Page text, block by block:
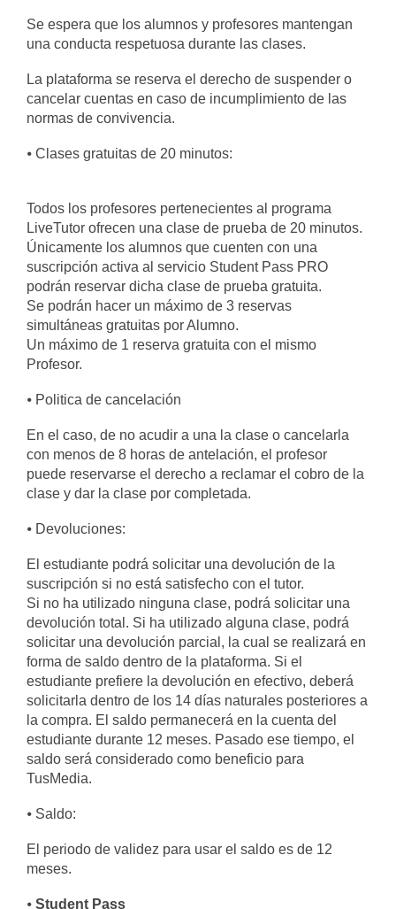
Se espera que los alumnos y profesores mantengan
una conducta respetuosa durante las clases.
La plataforma se reserva el derecho de suspender o
cancelar cuentas en caso de incumplimiento de las
normas de convivencia.
⦁ Clases gratuitas de 20 minutos:
Todos los profesores pertenecientes al programa
LiveTutor ofrecen una clase de prueba de 20 minutos.
Únicamente los alumnos que cuenten con una
suscripción activa al servicio Student Pass PRO
podrán reservar dicha clase de prueba gratuita.
Se podrán hacer un máximo de 3 reservas
simultáneas gratuitas por Alumno.
Un máximo de 1 reserva gratuita con el mismo
Profesor.
⦁ Politica de cancelación
En el caso, de no acudir a una la clase o cancelarla
con menos de 8 horas de antelación, el profesor
puede reservarse el derecho a reclamar el cobro de la
clase y dar la clase por completada.
⦁ Devoluciones:
El estudiante podrá solicitar una devolución de la
suscripción si no está satisfecho con el tutor.
Si no ha utilizado ninguna clase, podrá solicitar una
devolución total. Si ha utilizado alguna clase, podrá
solicitar una devolución parcial, la cual se realizará en
forma de saldo dentro de la plataforma. Si el
estudiante prefiere la devolución en efectivo, deberá
solicitarla dentro de los 14 días naturales posteriores a
la compra. El saldo permanecerá en la cuenta del
estudiante durante 12 meses. Pasado ese tiempo, el
saldo será considerado como beneficio para
TusMedia.
⦁ Saldo:
El periodo de validez para usar el saldo es de 12
meses.
⦁ Student Pass